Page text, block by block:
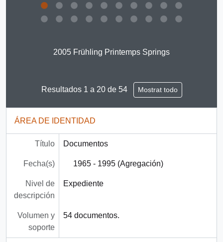
2005 Frühling Printemps Springs
Resultados 1 a 20 de 54 Mostrat todo
ÁREA DE IDENTIDAD
Título Documentos
Fecha(s) 1965 - 1995 (Agregación)
Nivel de
descripción
Expediente
Volumen y
soporte
54 documentos.